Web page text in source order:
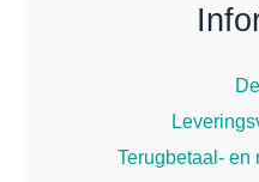
Terugbetaal- en